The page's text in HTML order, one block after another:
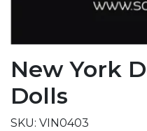
New York
Dolls
SKU: VIN0403